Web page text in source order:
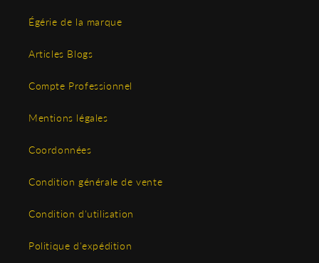
Égérie de la marque
Articles Blogs
Compte Professionnel
Mentions légales
Coordonnées
Condition générale de vente
Condition d'utilisation
Politique d'expédition